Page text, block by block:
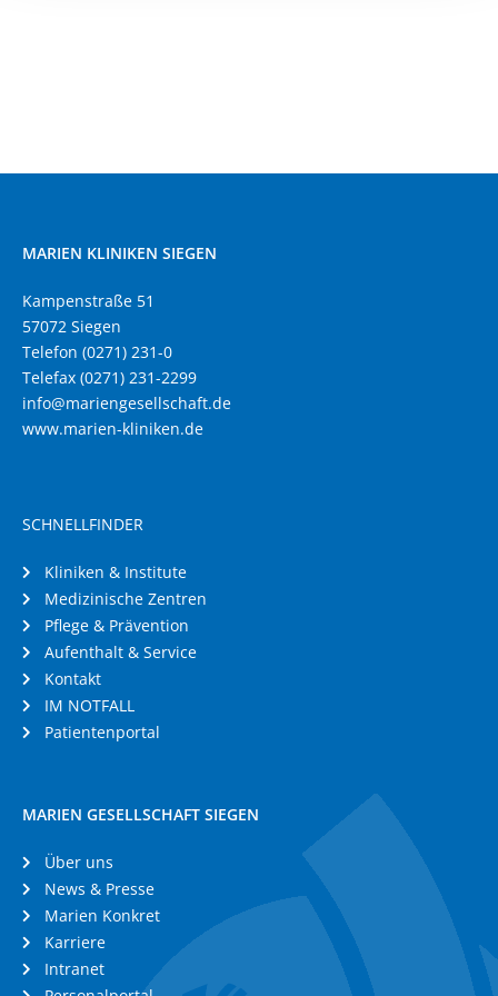
MARIEN KLINIKEN SIEGEN
Kampenstraße 51
57072 Siegen
Telefon (0271) 231-0
Telefax (0271) 231-2299
info@mariengesellschaft.de
www.marien-kliniken.de
SCHNELLFINDER
Kliniken & Institute
Medizinische Zentren
Pflege & Prävention
Aufenthalt & Service
Kontakt
IM NOTFALL
Patientenportal
MARIEN GESELLSCHAFT SIEGEN
Über uns
News & Presse
Marien Konkret
Karriere
Intranet